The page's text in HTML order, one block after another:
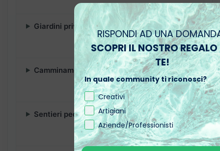
Giardini privati drenanti 19 articles ▸
Camminamenti in ghiaino resinato 26 articles ▸
Sentieri pedonali drenanti 19 articles ▸
RISPONDI AD UNA
SCOPRI IL NOSTRO REGALO
TE!
In quale community ti riconosci?
Creativi
Artigiani
Aziende/Professionisti